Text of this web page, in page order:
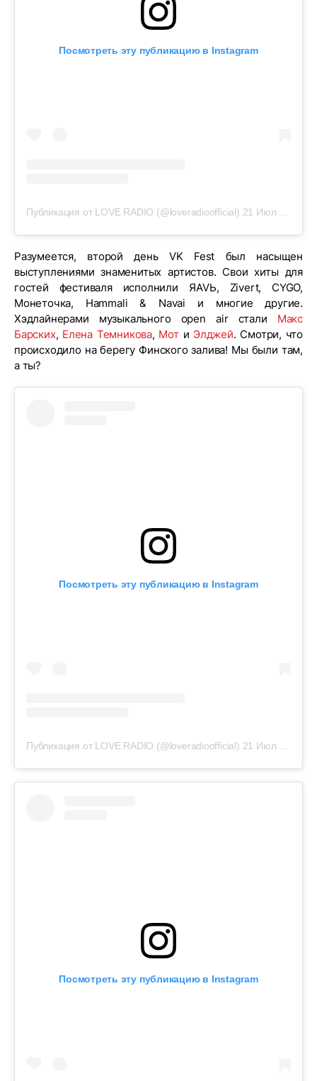
Посмотреть эту публикацию в Instagram
Публикация от LOVE RADIO (@loveradioofficial) 21 Июл 2019 в 6:41 PDT
Разумеется, второй день VK Fest был насыщен
выступлениями знаменитых артистов. Свои хиты для
гостей фестиваля исполнили ЯАVЬ, Zivert, CYGO,
Монеточка, Hammali & Navai и многие другие.
Хэдлайнерами музыкального open air стали Макс
Барских, Елена Темникова, Моти Элджей. Смотри, что
происходило на берегу Финского залива! Мы были там,
а ты?
Посмотреть эту публикацию в Instagram
Публикация от LOVE RADIO (@loveradioofficial) 21 Июл 2019 в 7:55 PDT
Посмотреть эту публикацию в Instagram